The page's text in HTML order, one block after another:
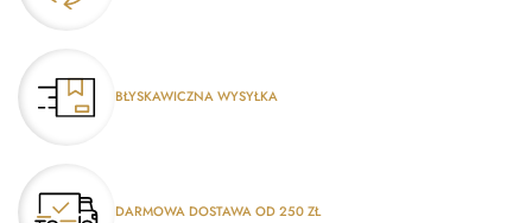
BŁYSKAWICZNA WYSYŁKA
DARMOWA DOSTAWA OD 250 ZŁ